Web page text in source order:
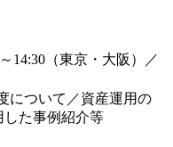
14:30（東京・大阪）／
について／資産運用の
した事例紹介等